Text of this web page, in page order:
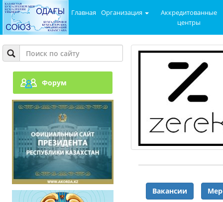
Главная Организация
Аккредитованные
центры
Форум
Вакансии